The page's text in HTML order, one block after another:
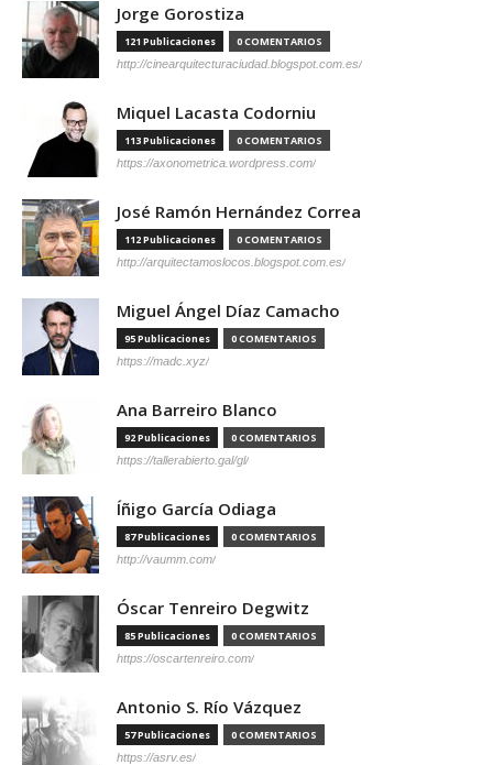
Jorge Gorostiza
121 Publicaciones 0 COMENTARIOS
http://cinearquitecturaciudad.blogspot.com.es/
Miquel Lacasta Codorniu
113 Publicaciones 0 COMENTARIOS
https://axonometrica.wordpress.com/
José Ramón Hernández Correa
112 Publicaciones 0 COMENTARIOS
http://arquitectamoslocos.blogspot.com.es/
Miguel Ángel Díaz Camacho
95 Publicaciones 0 COMENTARIOS
https://madc.xyz/
Ana Barreiro Blanco
92 Publicaciones 0 COMENTARIOS
https://tallerabierto.gal/gl/
Íñigo García Odiaga
87 Publicaciones 0 COMENTARIOS
http://vaumm.com/
Óscar Tenreiro Degwitz
85 Publicaciones 0 COMENTARIOS
https://oscartenreiro.com/
Antonio S. Río Vázquez
57 Publicaciones 0 COMENTARIOS
https://asrv.es/